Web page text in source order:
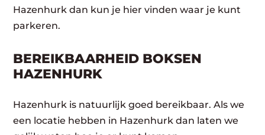
Hazenhurk dan kun je hier vinden waar je kunt
parkeren.
BEREIKBAARHEID BOKSEN
HAZENHURK
Hazenhurk is natuurlijk goed bereikbaar. Als we
een locatie hebben in Hazenhurk dan laten we